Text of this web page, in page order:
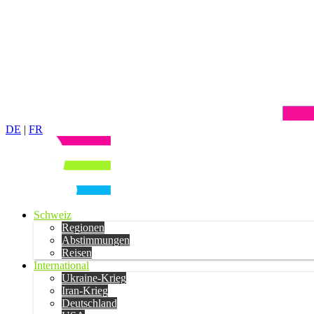
DE | FR
Schweiz
Regionen
Abstimmungen
Reisen
International
Ukraine-Krieg
Iran-Krieg
Deutschland